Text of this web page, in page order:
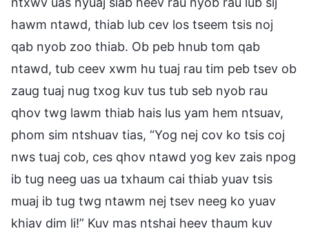
hawm ntawd, thiab lub cev los tseem tsis noj
qab nyob zoo thiab. Ob peb hnub tom qab
ntawd, tub ceev xwm hu tuaj rau tim peb tsev ob
zaug tuaj nug txog kuv tus tub seb nyob rau
qhov twg lawm thiab hais lus yam hem ntsuav,
phom sim ntshuav tias, “Yog nej cov ko tsis coj
nws tuaj cob, ces qhov ntawd yog kev zais npog
ib tug neeg uas ua txhaum cai thiab yuav tsis
muaj ib tug twg ntawm nej tsev neeg ko yuav
khiav dim li!” Kuv mas ntshai heev thaum kuv